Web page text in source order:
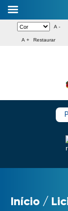
A -
A + Restaurar
Início /